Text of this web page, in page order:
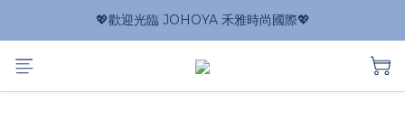
💖歡迎光臨 JOHOYA 禾雅時尚國際💖